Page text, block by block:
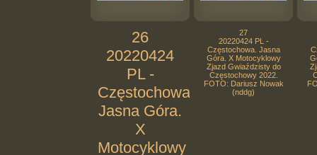
26
20220424
PL -
Częstochowa.
Jasna Góra.
X
Motocyklowy
27
20220424 PL -
Częstochowa. Jasna
Góra. X Motocyklowy
Zjazd Gwiaździsty do
Częstochowy 2022.
FOTO: Dariusz Nowak
(nddg)